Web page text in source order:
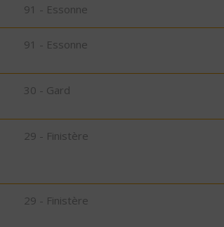
91 - Essonne
91 - Essonne
30 - Gard
29 - Finistère
29 - Finistère